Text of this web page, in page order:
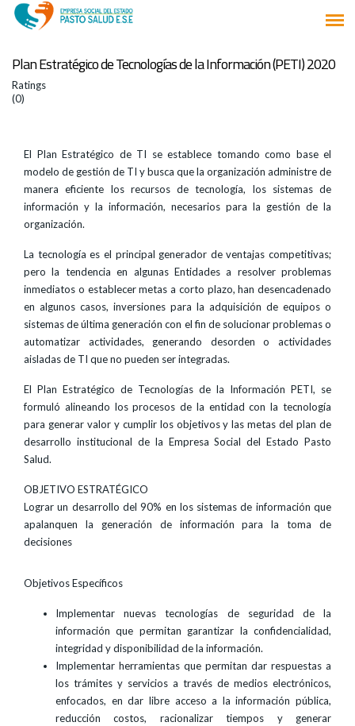
Plan Estratégico de Tecnologías de la Información (PETI) 2020
Ratings
(0)
El Plan Estratégico de TI se establece tomando como base el
modelo de gestión de TI y busca que la organización administre de
manera eficiente los recursos de tecnología, los sistemas de
información y la información, necesarios para la gestión de la
organización.
La tecnología es el principal generador de ventajas competitivas;
pero la tendencia en algunas Entidades a resolver problemas
inmediatos o establecer metas a corto plazo, han desencadenado
en algunos casos, inversiones para la adquisición de equipos o
sistemas de última generación con el fin de solucionar problemas o
automatizar actividades, generando desorden o actividades
aisladas de TI que no pueden ser integradas.
El Plan Estratégico de Tecnologías de la Información PETI, se
formuló alineando los procesos de la entidad con la tecnología
para generar valor y cumplir los objetivos y las metas del plan de
desarrollo institucional de la Empresa Social del Estado Pasto
Salud.
OBJETIVO ESTRATÉGICO
Lograr un desarrollo del 90% en los sistemas de información que
apalanquen la generación de información para la toma de
decisiones
Objetivos Específicos
Implementar nuevas tecnologías de seguridad de la
información que permitan garantizar la confidencialidad,
integridad y disponibilidad de la información.
Implementar herramientas que permitan dar respuestas a
los trámites y servicios a través de medios electrónicos,
enfocados, en dar libre acceso a la información pública,
reducción costos, racionalizar tiempos y generar